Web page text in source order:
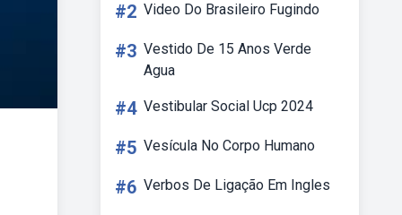
#2 Video Do Brasileiro Fugindo
#3 Vestido De 15 Anos Verde
Agua
#4 Vestibular Social Ucp 2024
#5 Vesícula No Corpo Humano
#6 Verbos De Ligação Em Ingles